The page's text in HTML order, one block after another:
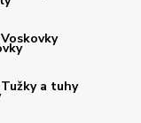
Voskovky
Tužky a tuhy